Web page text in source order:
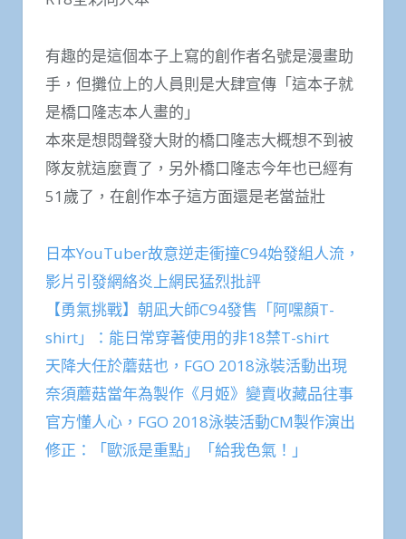
有趣的是這個本子上寫的創作者名號是漫畫助
手，但攤位上的人員則是大肆宣傳「這本子就
是橋口隆志本人畫的」
本來是想悶聲發大財的橋口隆志大概想不到被
隊友就這麼賣了，另外橋口隆志今年也已經有
51歲了，在創作本子這方面還是老當益壯
日本YouTuber故意逆走衝撞C94始發組人流，
影片引發網絡炎上網民猛烈批評
【勇氣挑戰】朝凪大師C94發售「阿嘿顏T-
shirt」：能日常穿著使用的非18禁T-shirt
天降大任於蘑菇也，FGO 2018泳裝活動出現
奈須蘑菇當年為製作《月姬》變賣收藏品往事
官方懂人心，FGO 2018泳裝活動CM製作演出
修正：「歐派是重點」「給我色氣！」